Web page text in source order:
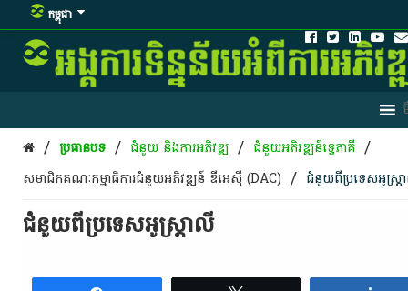
កម្ពុជា
/ ប្រធានបទ / ជំនួយ និងការអភិវឌ្ឍ / ជំនួយអភិវឌ្ឍន៍ទ្វេភាគី /
សមាជិកគណៈកម្មាធិការជំនួយអភិវឌ្ឍន៍ ឌីអេស៊ី (DAC) / ជំនួយពីប្រទេសអូស្ត្រ
ជំនួយពីប្រទេសអូស្ត្រាលី